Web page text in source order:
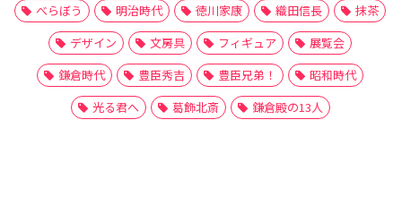
べらぼう
明治時代 徳川家康 織田信長
抹茶
デザイン
文房具 フィギュア
展覧会
鎌倉時代
豊臣秀吉 豊臣兄弟！
昭和時代
光る君へ
葛飾北斎 鎌倉殿の13人